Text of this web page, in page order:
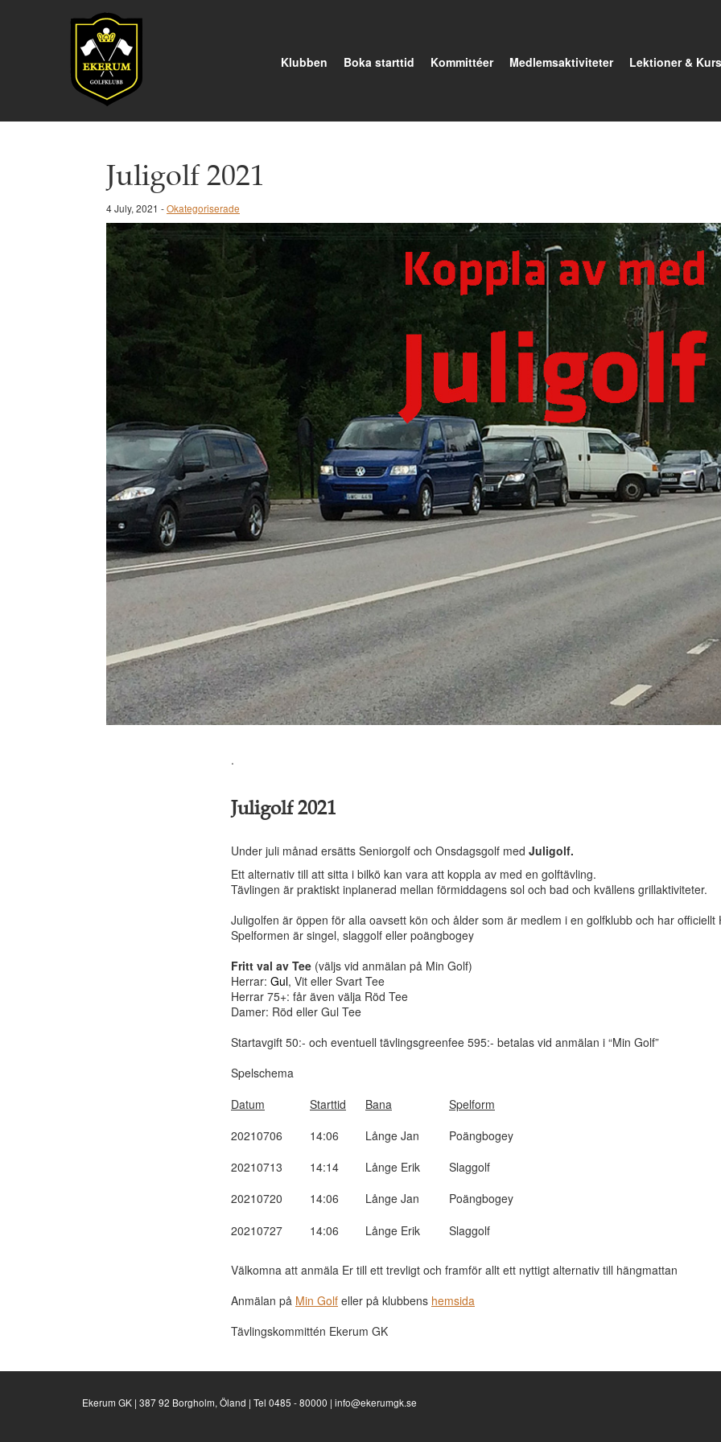
Klubben Boka starttid Kommittéer Medlemsaktiviteter Lektioner &
Juligolf 2021
4 July, 2021 -Okategoriserade
.
Juligolf 2021
Under juli månad ersätts Seniorgolf och Onsdagsgolf med Juligolf.
Ett alternativ till att sitta i bilkö kan vara att koppla av med en golftävling.
Tävlingen är praktiskt inplanerad mellan förmiddagens sol och bad och kvällens grillaktiviteter.
Juligolfen är öppen för alla oavsett kön och ålder som är medlem i en golfklubb och har officiellt
Spelformen är singel, slaggolf eller poängbogey
Fritt val av Tee (väljs vid anmälan på Min Golf)
Herrar: Gul, Vit eller Svart Tee
Herrar 75+: får även välja Röd Tee
Damer: Röd eller Gul Tee
Startavgift 50:- och eventuell tävlingsgreenfee 595:- betalas vid anmälan i “Min Golf”
Spelschema
Datum
Starttid Bana
Spelform
20210706
14:06 Långe Jan
Poängbogey
20210713
14:14 Långe Erik
Slaggolf
20210720
14:06 Långe Jan
Poängbogey
20210727
14:06 Långe Erik Slaggolf
Välkomna att anmäla Er till ett trevligt och framför allt ett nyttigt alternativ till hängmattan
Anmälan på Min Golf eller på klubbens hemsida
Tävlingskommittén Ekerum GK
Ekerum GK | 387 92 Borgholm, Öland | Tel 0485 - 80000 | info@ekerumgk.se